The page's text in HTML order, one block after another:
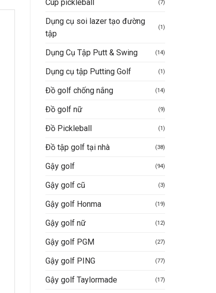
Cúp pickleball (7)
Dụng cụ soi lazer tạo đường
tập
(1)
Dụng Cụ Tập Putt & Swing (14)
Dụng cụ tập Putting Golf (1)
Đồ golf chống nắng (14)
Đồ golf nữ (9)
Đồ Pickleball (1)
Đồ tập golf tại nhà (38)
Gậy golf (94)
Gậy golf cũ (3)
Gậy golf Honma (19)
Gậy golf nữ (12)
Gậy golf PGM (27)
Gậy golf PING (77)
Gậy golf Taylormade (17)